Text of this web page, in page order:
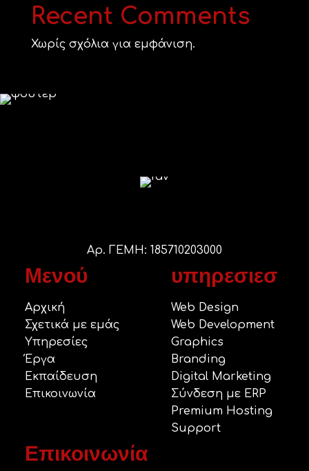
Recent Comments
Χωρίς σχόλια για εμφάνιση.
Αρ. ΓΕΜΗ: 185710203000
Μενού
Αρχική
Σχετικά με εμάς
Υπηρεσίες
Έργα
Εκπαίδευση
Επικοινωνία
υπηρεσιεσ
Web Design
Web Development
Graphics
Branding
Digital Marketing
Σύνδεση με ERP
Premium Hosting
Support
Επικοινωνία